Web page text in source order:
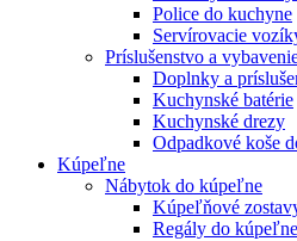
Police do kuchyne
Servírovacie
Príslušenstvo a
Doplnky a
Kuchynské batérie
Kuchynské drezy
Odpadkové koše
Kúpeľne
Nábytok do kúpeľne
Kúpeľňové
Regály do kúpeľne